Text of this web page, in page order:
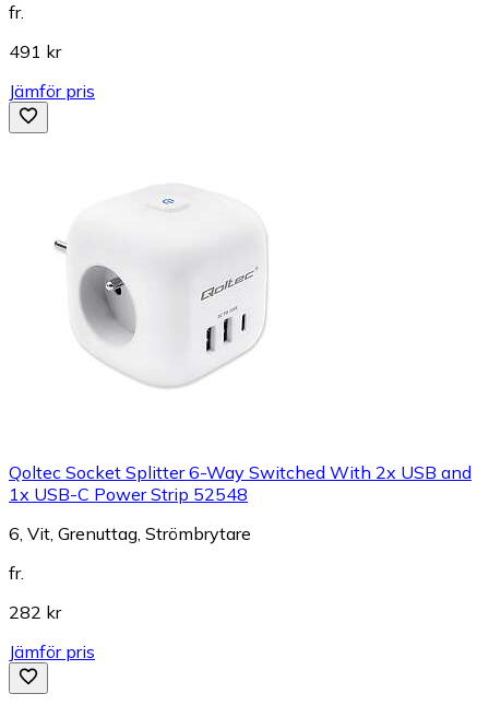
fr.
491 kr
Jämför pris
Qoltec Socket Splitter 6-Way Switched With 2x USB and
1x USB-C Power Strip 52548
6, Vit, Grenuttag, Strömbrytare
fr.
282 kr
Jämför pris